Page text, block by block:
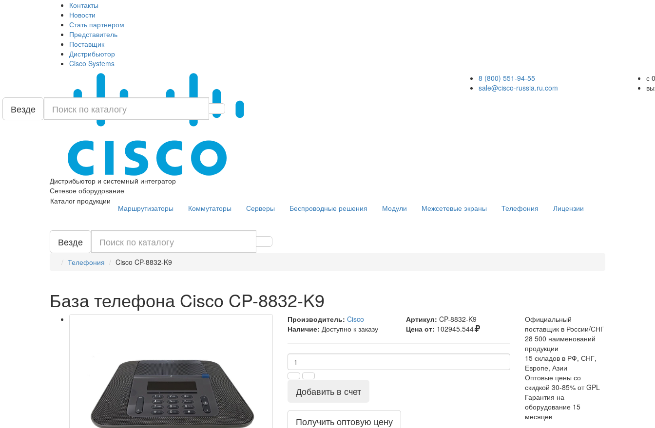
Контакты
Новости
Стать партнером
Представитель
Поставщик
Дистрибьютор
Cisco Systems
Дистрибьютор и системный интегратор
Сетевое оборудование
8 (800) 551-94-55
sale@cisco-russia.ru.com
с
Везде
Каталог продукции
Маршрутизаторы Коммутаторы Серверы Беспроводные решения Модули Межсетевые экраны Телефония Лицензии
Везде
Телефония Cisco CP-8832-K9
База телефона Cisco CP-8832-K9
Производитель: Cisco Артикул: CP-8832-K9
Наличие: Доступно к заказу Цена от: 102945.544
Добавить в счет
Получить оптовую цену
Официальный
поставщик в России/СНГ
28 500 наименований
продукции
15 складов в РФ, СНГ,
Европе, Азии
Оптовые цены со
скидкой 30-85% от GPL
Гарантия на
оборудование 15
месяцев